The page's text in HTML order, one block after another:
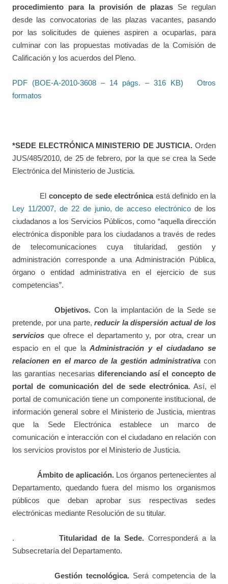
procedimiento para la provisión de plazas Se regulan
desde las convocatorias de las plazas vacantes, pasando
por las solicitudes de quienes aspiren a ocuparlas, para
culminar con las propuestas motivadas de la Comisión de
Calificación y los acuerdos del Pleno.
PDF (BOE-A-2010-3608 – 14 págs. – 316 KB)
Otros
formatos
*SEDE ELECTRÓNICA MINISTERIO DE JUSTICIA. Orden
JUS/485/2010, de 25 de febrero, por la que se crea la Sede
Electrónica del Ministerio de Justicia.
El concepto de sede electrónicaestá definido en la
Ley 11/2007, de 22 de junio, de acceso electrónico de los
ciudadanos a los Servicios Públicos, como “aquella dirección
electrónica disponible para los ciudadanos a través de redes
de telecomunicaciones cuya titularidad, gestión y
administración corresponde a una Administración Pública,
órgano o entidad administrativa en el ejercicio de sus
competencias”.
Objetivos.Con la implantación de la Sede se
pretende, por una parte,reducir la dispersión actual de los
servicios que ofrece el departamento y, por otra, crear un
espacio en el que laAdministración y el ciudadano se
relacionen en el marco de la gestión administrativacon
las garantías necesariasdiferenciando así el concepto de
portal de comunicación del de sede electrónica. Así, el
portal de comunicación tiene un componente institucional, de
información general sobre el Ministerio de Justicia, mientras
que la Sede Electrónica establece un marco de
comunicación e interacción con el ciudadano en relación con
los servicios provistos por el Ministerio de Justicia.
Ámbito de aplicación. Los órganos pertenecientes al
Departamento, quedando fuera del mismo los organismos
públicos que deban aprobar sus respectivas sedes
electrónicas mediante Resolución de su titular.
. Titularidad de la Sede. Corresponderá a la
Subsecretaría del Departamento.
Gestión tecnológica. Será competencia de la